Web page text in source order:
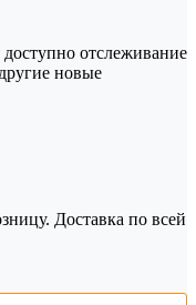
доступно отслеживание
новые
Доставка по всей